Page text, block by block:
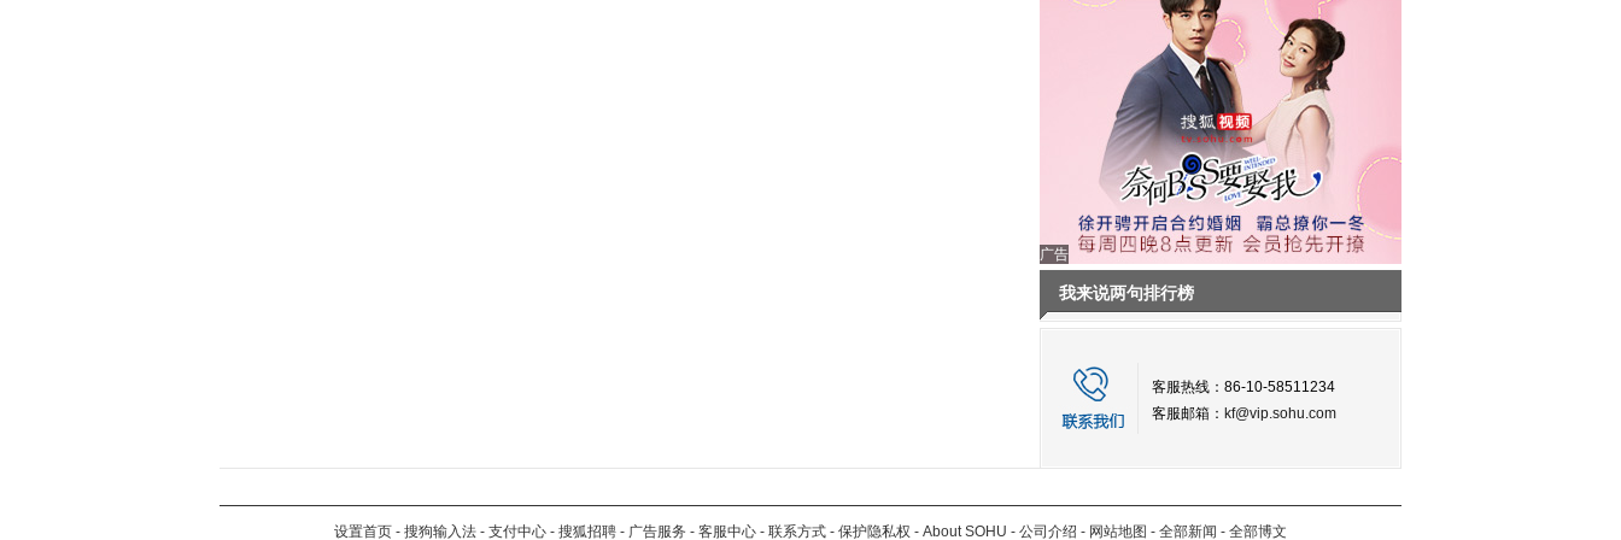
广告
我来说两句排行榜
客服热线：86-10-58511234
客服邮箱： kf@vip.sohu.com
设置首页 - 搜狗输入法 - 支付中心 - 搜狐招聘 - 广告服务 - 客服中心 - 联系方式 - 保护隐私权 - About SOHU - 公司介绍 - 网站地图 - 全部新闻 - 全部博文